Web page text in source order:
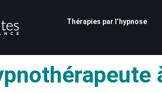
Thérapies par l’hypnose